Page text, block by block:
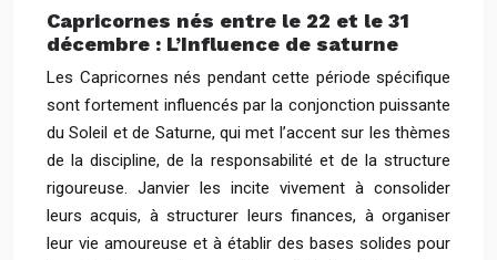
Capricornes nés entre le 22 et le 31
décembre : L’Influence de saturne
Les Capricornes nés pendant cette période spécifique
sont fortement influencés par la conjonction puissante
du Soleil et de Saturne, qui met l’accent sur les thèmes
de la discipline, de la responsabilité et de la structure
rigoureuse. Janvier les incite vivement à consolider
leurs acquis, à structurer leurs finances, à organiser
leur vie amoureuse et à établir des bases solides pour